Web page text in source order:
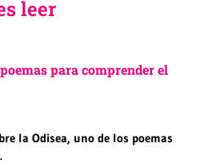
leer
para comprender el
la Odisea, uno de los poemas